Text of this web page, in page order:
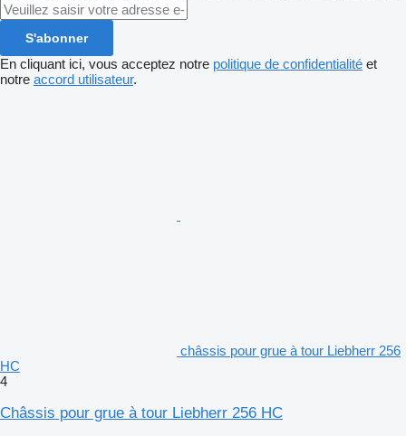
S'abonner
En cliquant ici, vous acceptez notre politique de confidentialité et
notre accord utilisateur.
châssis pour grue à tour Liebherr 256
HC
4
Châssis pour grue à tour Liebherr 256 HC